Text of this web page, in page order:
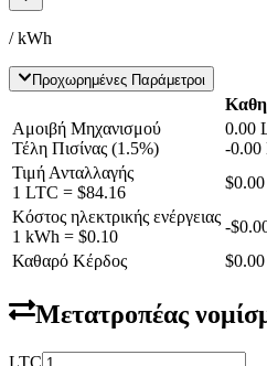
/ kWh
Προχωρημένες Παράμετροι
Αμοιβή Μηχανισμού
Τέλη Πισίνας (1.5%)
0.00
-0.00
Τιμή Ανταλλαγής
1 LTC = $84.16
$0.00
Κόστος ηλεκτρικής ενέργειας
1 kWh = $0.10
-
Καθαρό Κέρδος
$0.00
Μετατροπέας
LTC